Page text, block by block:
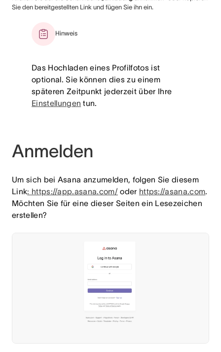
Sie den bereitgestellten Link und fügen Sie ihn ein.
Hinweis
Das Hochladen eines Profilfotos ist
optional. Sie können dies zu einem
späteren Zeitpunkt jederzeit über Ihre
Einstellungen tun.
Anmelden
Um sich bei Asana anzumelden, folgen Sie diesem
Link: https://app.asana.com/ oder https://asana.com.
Möchten Sie für eine dieser Seiten ein Lesezeichen
erstellen?